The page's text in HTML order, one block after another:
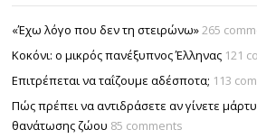
«Έχω λόγο που δεν τη στειρώνω»265
Κοκόνι: ο μικρός πανέξυπνος Έλληνας 121
Επιτρέπεται να ταΐζουµε αδέσποτα; 113
Πώς πρέπει να αντιδράσετε αν γίνετε
θανάτωσης ζώου 85 comments